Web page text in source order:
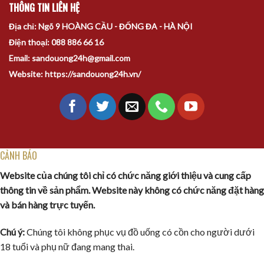
THÔNG TIN LIÊN HỆ
Địa chỉ: Ngõ 9 HOÀNG CẦU - ĐỐNG ĐA - HÀ NỘI
Điện thoại: 088 886 66 16
Email: sandouong24h@gmail.com
Website: https://sandouong24h.vn/
CẢNH BÁO
Website của chúng tôi chỉ có chức năng giới thiệu và cung cấp
thông tin về sản phẩm. Website này không có chức năng đặt hàng
và bán hàng trực tuyến.
Chú ý:Chúng tôi không phục vụ đồ uống có cồn cho người dưới
18 tuổi và phụ nữ đang mang thai.